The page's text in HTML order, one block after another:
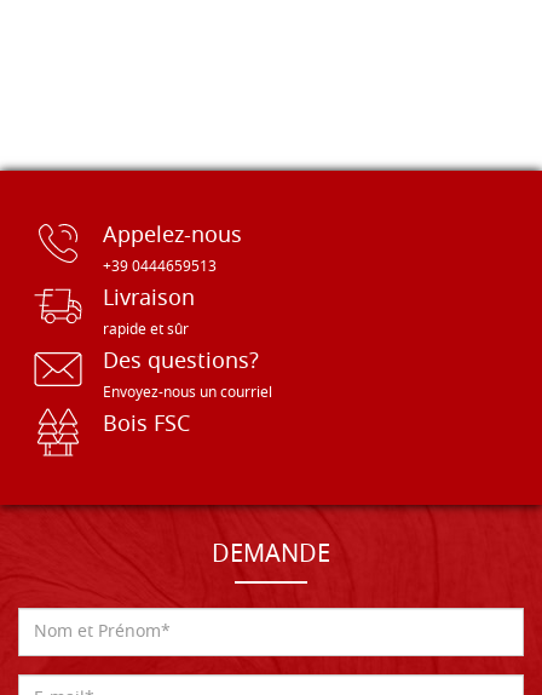
Appelez-nous
+39 0444659513
Livraison
rapide et sûr
Des questions?
Envoyez-nous un courriel
Bois FSC
DEMANDE